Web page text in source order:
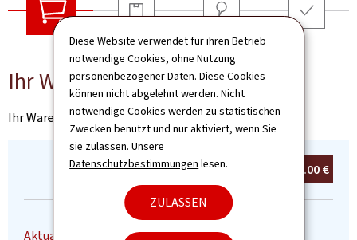
Diese Website verwendet für ihren Betrieb
notwendige Cookies, ohne Nutzung
personenbezogener Daten. Diese Cookies
können nicht abgelehnt werden. Nicht
notwendige Cookies werden zu statistischen
Zwecken benutzt und nur aktiviert, wenn Sie
sie zulassen. Unsere
Datenschutzbestimmungen lesen.
ZULASSEN
Ihr Warenkorb Versandart Adresse
Ihr Warenkorb
Ihr Warenkorb ist leer
Summe:0 0.00 €